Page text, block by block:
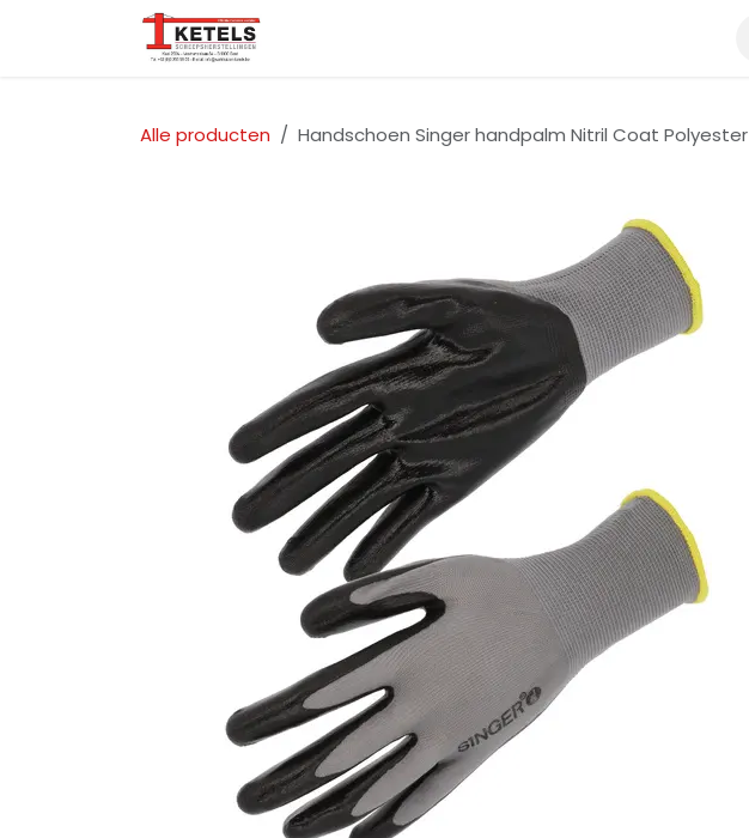
Overslaan naar inhoud
Alle producten Handschoen Singer handpalm Nitril Coat Polyester